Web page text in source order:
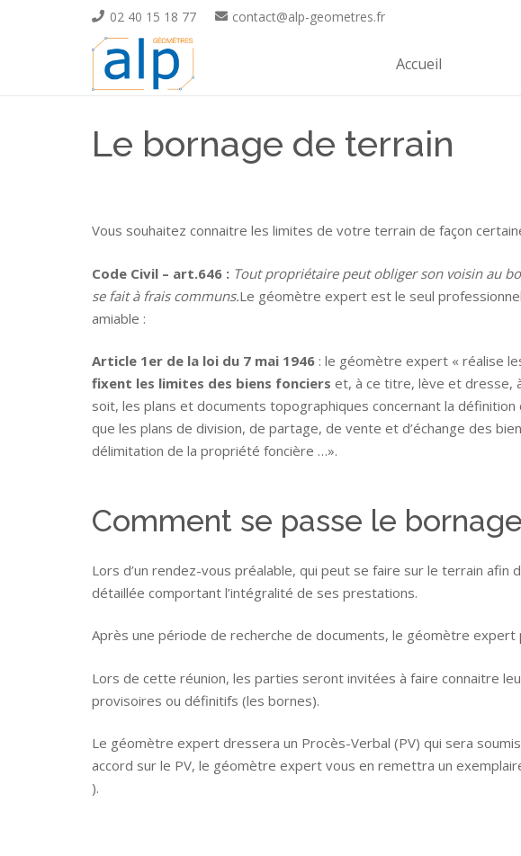
02 40 15 18 77 contact@alp-geometres.fr
Accueil
Le bornage de terrain
Vous souhaitez connaitre les limites de votre terrain de façon
Code Civil – art.646 : Tout propriétaire peut obliger son voisin au
se fait à frais communs.Le géomètre expert est le seul
amiable :
Article 1er de la loi du 7 mai 1946 : le géomètre expert « réalise
fixent les limites des biens fonciers et, à ce titre, lève et dresse,
soit, les plans et documents topographiques concernant la
que les plans de division, de partage, de vente et d’échange des
délimitation de la propriété foncière …».
Comment se passe le
Lors d’un rendez-vous préalable, qui peut se faire sur le terrain
détaillée comportant l’intégralité de ses prestations.
Après une période de recherche de documents, le géomètre
Lors de cette réunion, les parties seront invitées à faire connaitre
provisoires ou définitifs (les bornes).
Le géomètre expert dressera un Procès-Verbal (PV) qui sera
accord sur le PV, le géomètre expert vous en remettra un
).